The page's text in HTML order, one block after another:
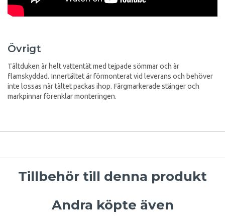
Övrigt
Tältduken är helt vattentät med tejpade sömmar och är
flamskyddad. Innertältet är förmonterat vid leverans och behöver
inte lossas när tältet packas ihop. Färgmarkerade stänger och
markpinnar förenklar monteringen.
Tillbehör till denna produkt
Andra köpte även